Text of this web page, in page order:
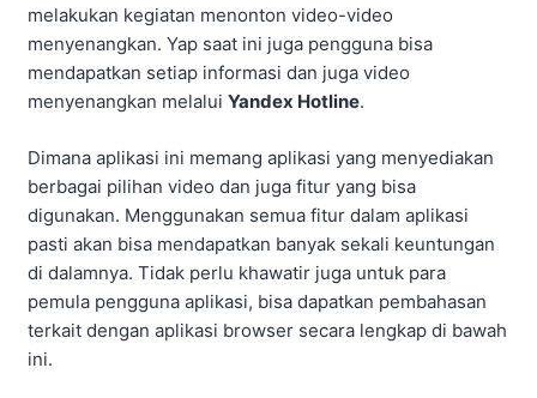
melakukan kegiatan menonton video-video
menyenangkan. Yap saat ini juga pengguna bisa
mendapatkan setiap informasi dan juga video
menyenangkan melalui Yandex Hotline.
Dimana aplikasi ini memang aplikasi yang menyediakan
berbagai pilihan video dan juga fitur yang bisa
digunakan. Menggunakan semua fitur dalam aplikasi
pasti akan bisa mendapatkan banyak sekali keuntungan
di dalamnya. Tidak perlu khawatir juga untuk para
pemula pengguna aplikasi, bisa dapatkan pembahasan
terkait dengan aplikasi browser secara lengkap di bawah
ini.